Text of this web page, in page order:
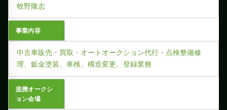
牧野隆志
事業内容
中古車販売・買取・オートオークション代行・点検整備修
理、鈑金塗装、車検、構造変更、登録業務
提携オークシ
ョン会場